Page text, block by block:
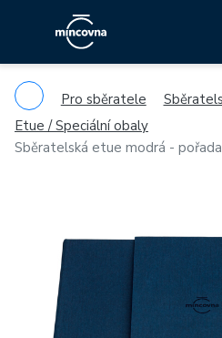
Pro sběratele
Etue / Speciální obaly
Sběratelská etue modrá -